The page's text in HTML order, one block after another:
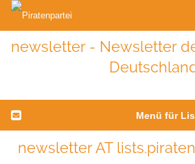
newsletter - Newsletter
Menü für
newsletter AT